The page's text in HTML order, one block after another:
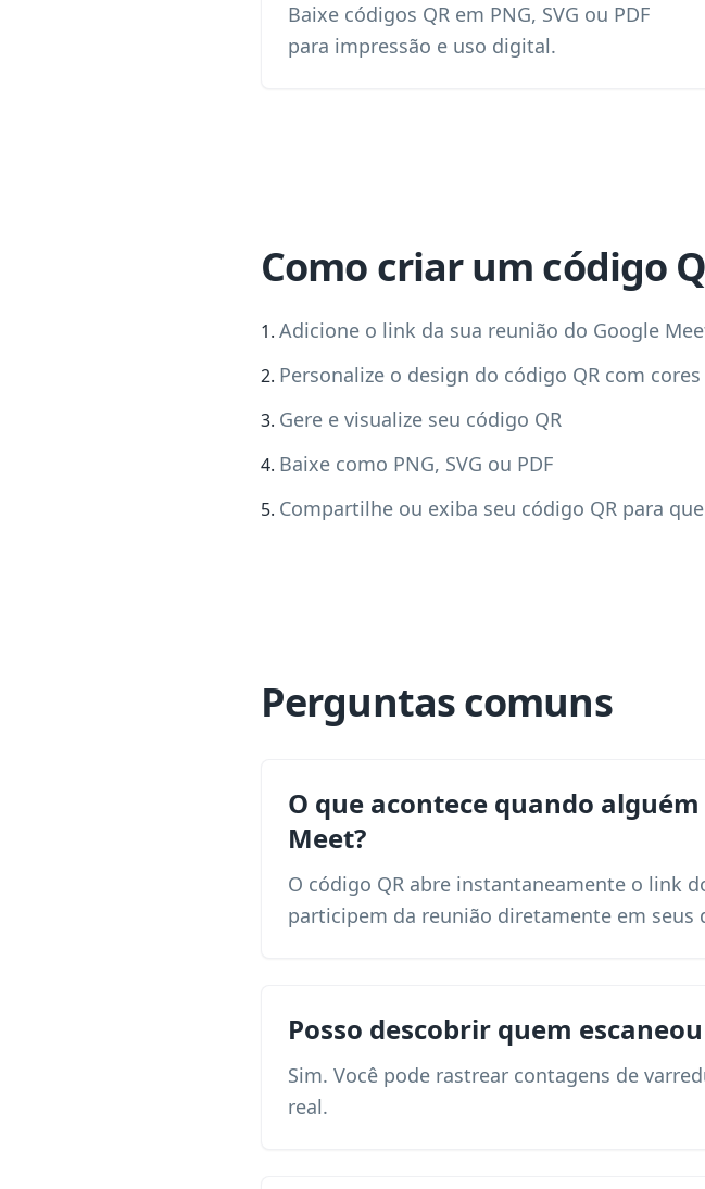
Baixe códigos QR em PNG, SVG ou PDF
para impressão e uso digital.
Como criar um código
Adicione o link da sua reunião do Google
Personalize o design do código QR com
Gere e visualize seu código QR
Baixe como PNG, SVG ou PDF
Compartilhe ou exiba seu código QR para
Perguntas comuns
O que acontece quando
Meet?
O código QR abre instantaneamente o link
participem da reunião diretamente em seus
Posso descobrir quem
Sim. Você pode rastrear contagens de
real.